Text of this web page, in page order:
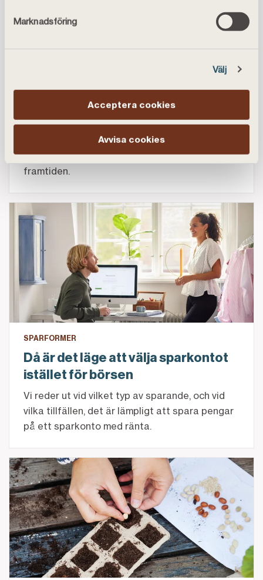
Marknadsföring
Välj
Acceptera cookies
Avvisa cookies
Kom igång med ditt sparande
Ett sparande är en investering i din framtida
trygghet. Ta del av vår guide och få verktygen
du behöver för att effektivisera ditt sparande
och stärka din ekonomiska grund inför
framtiden.
SPARFORMER
Då är det läge att välja sparkontot
istället för börsen
Vi reder ut vid vilket typ av sparande, och vid
vilka tillfällen, det är lämpligt att spara pengar
på ett sparkonto med ränta.
Länk